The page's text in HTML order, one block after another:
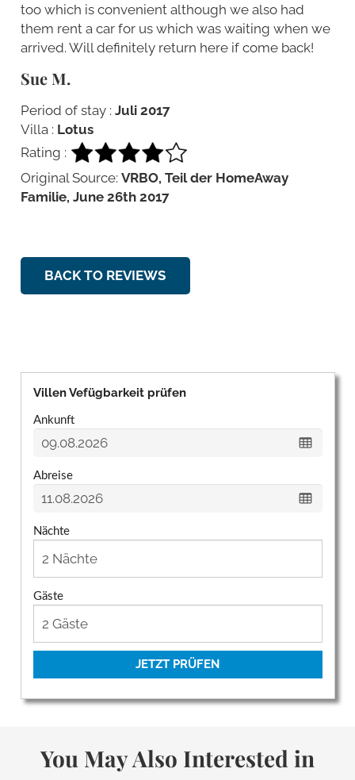
too which is convenient although we also had
them rent a car for us which was waiting when we
arrived. Will definitely return here if come back!
Sue M.
Period of stay : Juli 2017
Villa : Lotus
Rating :
Original Source: VRBO, Teil der HomeAway
Familie, June 26th 2017
BACK TO REVIEWS
Villen Vefügbarkeit prüfen
Ankunft
Abreise
Nächte
Gäste
JETZT PRÜFEN
You May Also Interested in